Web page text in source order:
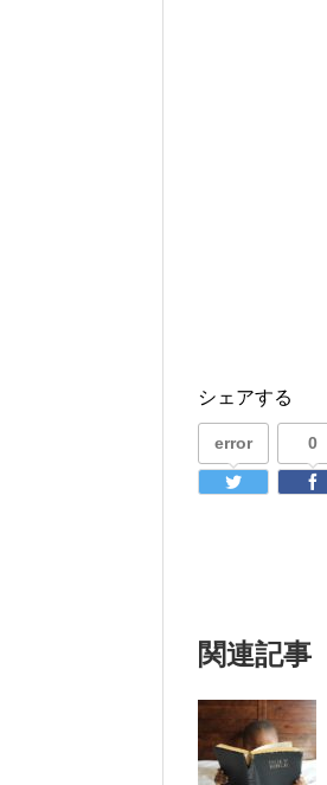
シェアする
error 0
関連記事